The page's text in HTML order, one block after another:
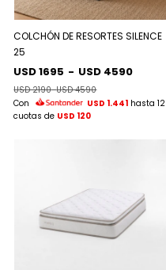
COLCHÓN DE RESORTES SILENCE
25
USD 1695 - USD 4590
USD 2190-USD 4590
Con
USD 1.441 hasta 12
cuotas de USD 120